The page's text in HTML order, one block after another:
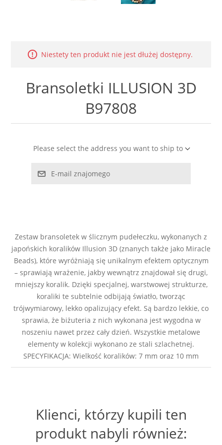
MASA PERŁOWA
RODOCHROZYT
RODONIT
TYGRYSIE OKO
Niestety ten produkt nie jest dłużej dostępny.
Bransoletki ILLUSION 3D
B97808
Please select the address you want to ship to
E-mail znajomego
Zestaw bransoletek w ślicznym pudełeczku, wykonanych z
japońskich koralików Illusion 3D (znanych także jako Miracle
Beads), które wyróżniają się unikalnym efektem optycznym
– sprawiają wrażenie, jakby wewnątrz znajdował się drugi,
mniejszy koralik. Dzięki specjalnej, warstwowej strukturze,
koraliki te subtelnie odbijają światło, tworząc
trójwymiarowy, lekko opalizujący efekt. Są bardzo lekkie, co
sprawia, że biżuteria z nich wykonana jest wygodna w
noszeniu nawet przez cały dzień. Wszystkie metalowe
elementy w kolekcji wykonano ze stali szlachetnej.
SPECYFIKACJA: Wielkość koralików: 7 mm oraz 10 mm
Klienci, którzy kupili ten
produkt nabyli również: